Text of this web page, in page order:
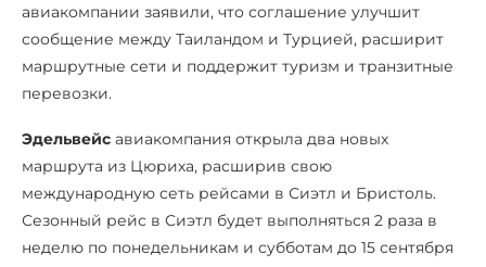
авиакомпании заявили, что соглашение улучшит
сообщение между Таиландом и Турцией, расширит
маршрутные сети и поддержит туризм и транзитные
перевозки.
Эдельвейс авиакомпания открыла два новых
маршрута из Цюриха, расширив свою
международную сеть рейсами в Сиэтл и Бристоль.
Сезонный рейс в Сиэтл будет выполняться 2 раза в
неделю по понедельникам и субботам до 15 сентября